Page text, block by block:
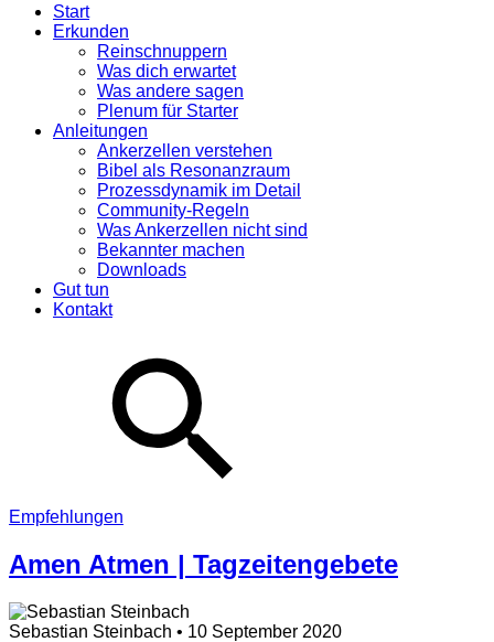
Start
Erkunden
Reinschnuppern
Was dich erwartet
Was andere sagen
Plenum für Starter
Anleitungen
Ankerzellen verstehen
Bibel als Resonanzraum
Prozessdynamik im Detail
Community-Regeln
Was Ankerzellen nicht sind
Bekannter machen
Downloads
Gut tun
Kontakt
Empfehlungen
Amen Atmen | Tagzeitengebete
Sebastian Steinbach • 10 September 2020